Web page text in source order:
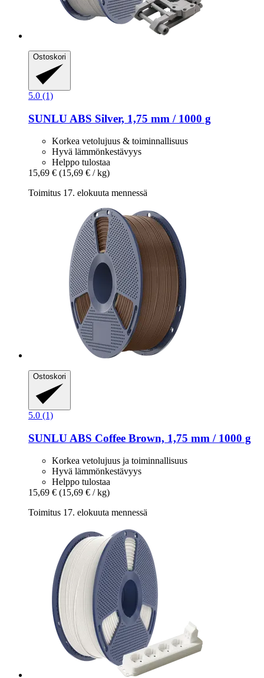
Ostoskori
5.0 (1)
SUNLU ABS Silver, 1,75 mm / 1000 g
Korkea vetolujuus & toiminnallisuus
Hyvä lämmönkestävyys
Helppo tulostaa
15,69 € (15,69 € / kg)
Toimitus 17. elokuuta mennessä
Ostoskori
5.0 (1)
SUNLU ABS Coffee Brown, 1,75 mm / 1000 g
Korkea vetolujuus ja toiminnallisuus
Hyvä lämmönkestävyys
Helppo tulostaa
15,69 € (15,69 € / kg)
Toimitus 17. elokuuta mennessä